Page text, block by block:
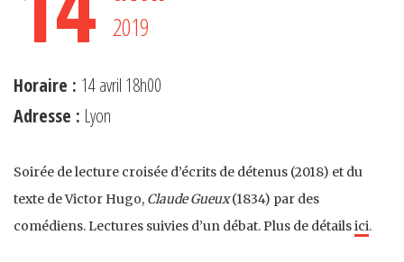
2019
Horaire : 14 avril 18h00
Adresse : Lyon
Soirée de lecture croisée d’écrits de détenus (2018) et du
texte de Victor Hugo, Claude Gueux(1834) par des
comédiens. Lectures suivies d’un débat. Plus de détailsici.